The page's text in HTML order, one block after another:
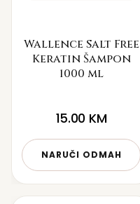
Wallence Salt Free
Keratin Šampon
1000 ml
15.00 KM
NARUČI ODMAH